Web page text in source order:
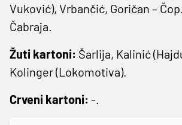
Vuković), Vrbančić, Goričan –
Čabraja.
Žuti kartoni: Šarlija, Kalinić
Kolinger (Lokomotiva).
Crveni kartoni: -.